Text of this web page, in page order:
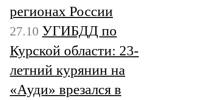
регионах России
27.10 УГИБДД по
Курской области: 23-
летний курянин на
«Ауди» врезался в